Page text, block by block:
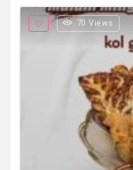
70 Views